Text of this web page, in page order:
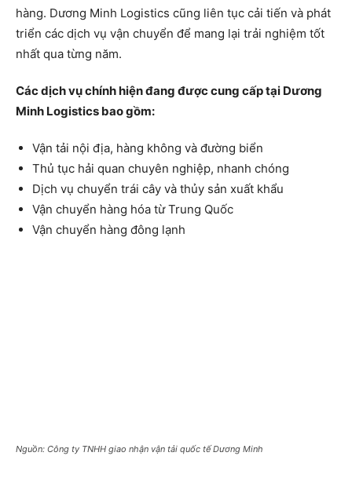
hàng. Dương Minh Logistics cũng liên tục cải tiến và phát
triển các dịch vụ vận chuyển để mang lại trải nghiệm tốt
nhất qua từng năm.
Các dịch vụ chính hiện đang được cung cấp tại Dương
Minh Logistics bao gồm:
Vận tải nội địa, hàng không và đường biển
Thủ tục hải quan chuyên nghiệp, nhanh chóng
Dịch vụ chuyển trái cây và thủy sản xuất khẩu
Vận chuyển hàng hóa từ Trung Quốc
Vận chuyển hàng đông lạnh
Nguồn: Công ty TNHH giao nhận vận tải quốc tế Dương Minh